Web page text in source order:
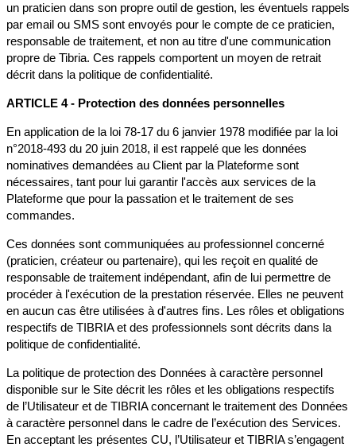
un praticien dans son propre outil de gestion, les éventuels rappels
par email ou SMS sont envoyés pour le compte de ce praticien,
responsable de traitement, et non au titre d'une communication
propre de Tibria. Ces rappels comportent un moyen de retrait
décrit dans la politique de confidentialité.
ARTICLE 4 - Protection des données personnelles
En application de la loi 78-17 du 6 janvier 1978 modifiée par la loi
n°2018-493 du 20 juin 2018, il est rappelé que les données
nominatives demandées au Client par la Plateforme sont
nécessaires, tant pour lui garantir l'accès aux services de la
Plateforme que pour la passation et le traitement de ses
commandes.
Ces données sont communiquées au professionnel concerné
(praticien, créateur ou partenaire), qui les reçoit en qualité de
responsable de traitement indépendant, afin de lui permettre de
procéder à l'exécution de la prestation réservée. Elles ne peuvent
en aucun cas être utilisées à d'autres fins. Les rôles et obligations
respectifs de TIBRIA et des professionnels sont décrits dans la
politique de confidentialité.
La politique de protection des Données à caractère personnel
disponible sur le Site décrit les rôles et les obligations respectifs
de l’Utilisateur et de TIBRIA concernant le traitement des Données
à caractère personnel dans le cadre de l’exécution des Services.
En acceptant les présentes CU, l’Utilisateur et TIBRIA s’engagent